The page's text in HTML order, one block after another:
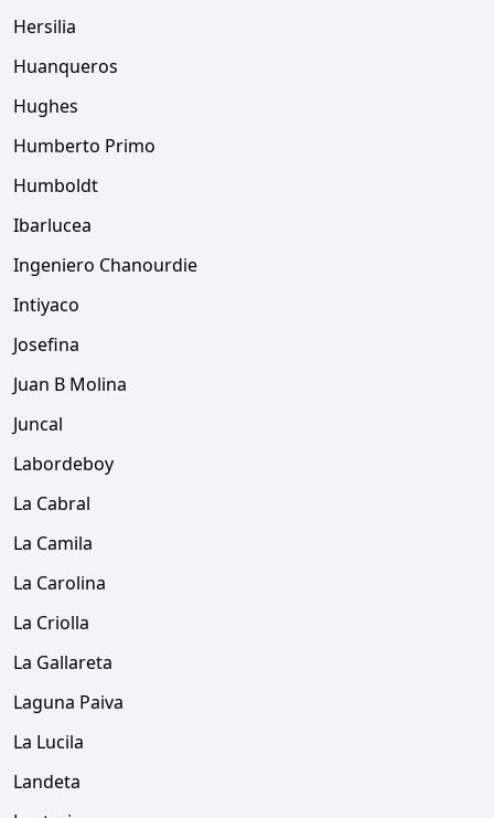
Hersilia
Huanqueros
Hughes
Humberto Primo
Humboldt
Ibarlucea
Ingeniero Chanourdie
Intiyaco
Josefina
Juan B Molina
Juncal
Labordeboy
La Cabral
La Camila
La Carolina
La Criolla
La Gallareta
Laguna Paiva
La Lucila
Landeta